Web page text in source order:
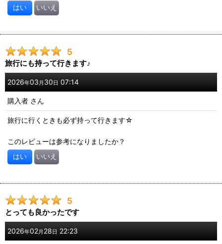
はい いいえ
5
旅行にも持って行きます♪
2026年03 月 30 日 07:14
購入者 さん
旅行に行くときも必ず持って行きます☆
このレビューは参考になりましたか？
はい いいえ
5
とっても良かったです
2026年02月 28 日 22:23